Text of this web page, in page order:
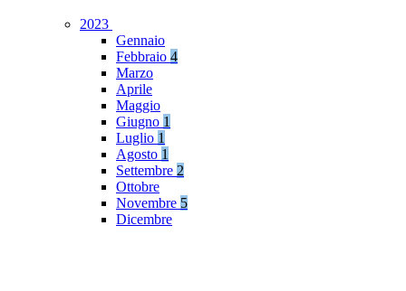
2023
Gennaio
Febbraio 4
Marzo
Aprile
Maggio
Giugno 1
Luglio 1
Agosto 1
Settembre 2
Ottobre
Novembre 5
Dicembre